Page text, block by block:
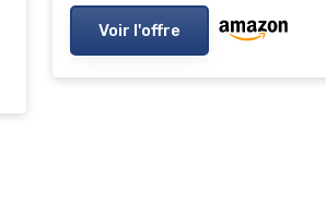
Voir l'offre